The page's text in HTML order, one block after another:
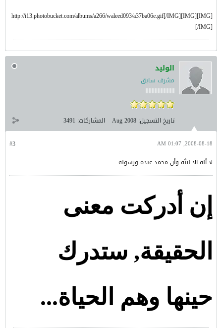
[IMG][IMG]http://i13.photobucket.com/albums/a266/waleed093/a37ba06e.gif[/IMG]
[/IMG]
الوليد
مشرف سابق
تاريخ التسجيل: Aug 2008 المشاركات: 3491
#3 2008-08-18, 01:07 AM
لا أله الا الله وأن محمد عبده ورسوله
إن أدركت معنى
الحقيقة, ستدرك
حينها وهم الحياة...